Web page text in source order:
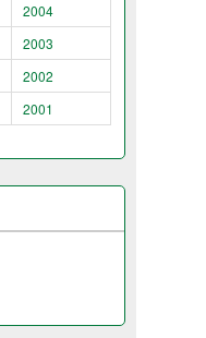
2004
2003
2002
2001